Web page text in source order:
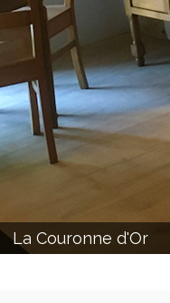
La Couronne d'Or